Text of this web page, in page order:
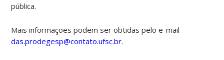
pública.
Mais informações podem ser obtidas pelo e-mail
das.prodegesp@contato.ufsc.br.